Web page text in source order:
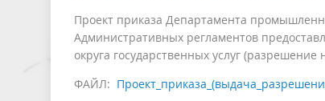
Проект приказа Департамента
Административных регламентов
округа государственных услуг
ФАЙЛ: